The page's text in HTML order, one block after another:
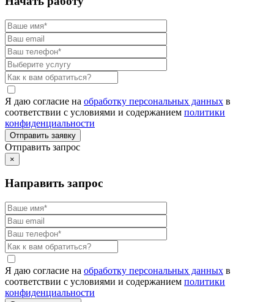
Я даю согласие на обработку персональных данных в
соответствии с условиями и содержанием политики
конфиденциальности
Отправить запрос
×
Направить запрос
Я даю согласие на обработку персональных данных в
соответствии с условиями и содержанием политики
конфиденциальности